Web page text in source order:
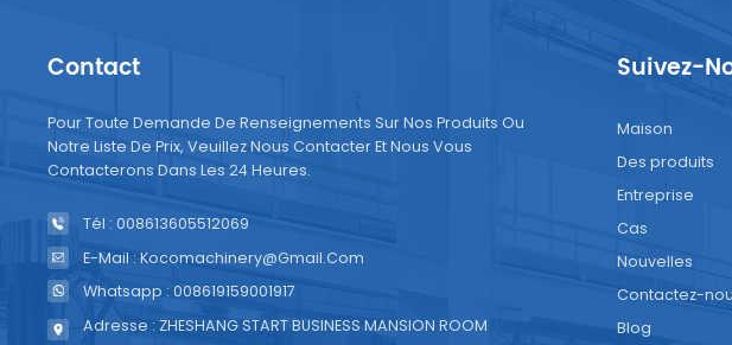
Contact
Pour Toute Demande De Renseignements Sur Nos Produits Ou
Notre Liste De Prix, Veuillez Nous Contacter Et Nous Vous
Contacterons Dans Les 24 Heures.
Tél : 008613605512069
E-Mail : Kocomachinery@gmail.com
Whatsapp : 008619159001917
Adresse : ZHESHANG START BUSINESS MANSION ROOM
Suivez-
Maison
Des produits
Entreprise
Cas
Nouvelles
Contactez-
Blog